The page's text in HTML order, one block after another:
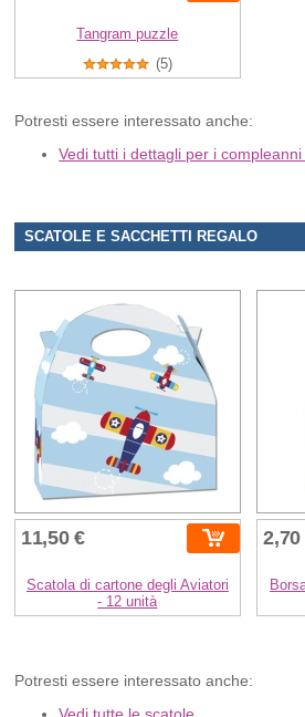
Tangram puzzle
(5)
Potresti essere interessato anche:
Vedi tutti i dettagli per i
SCATOLE E SACCHETTI REGALO
11,50 €
Scatola di cartone degli Aviatori
- 12 unità
2,70
Potresti essere interessato anche:
Vedi tutte le scatole